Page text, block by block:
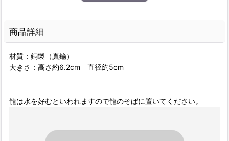
商品詳細
材質：銅製（真鍮）
大きさ：高さ約6.2cm 直径約5cm
龍は水を好むといわれますので龍のそばに置いてください。